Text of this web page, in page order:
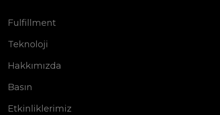
Fulfillment
Teknoloji
Hakkımızda
Basın
Etkinliklerimiz